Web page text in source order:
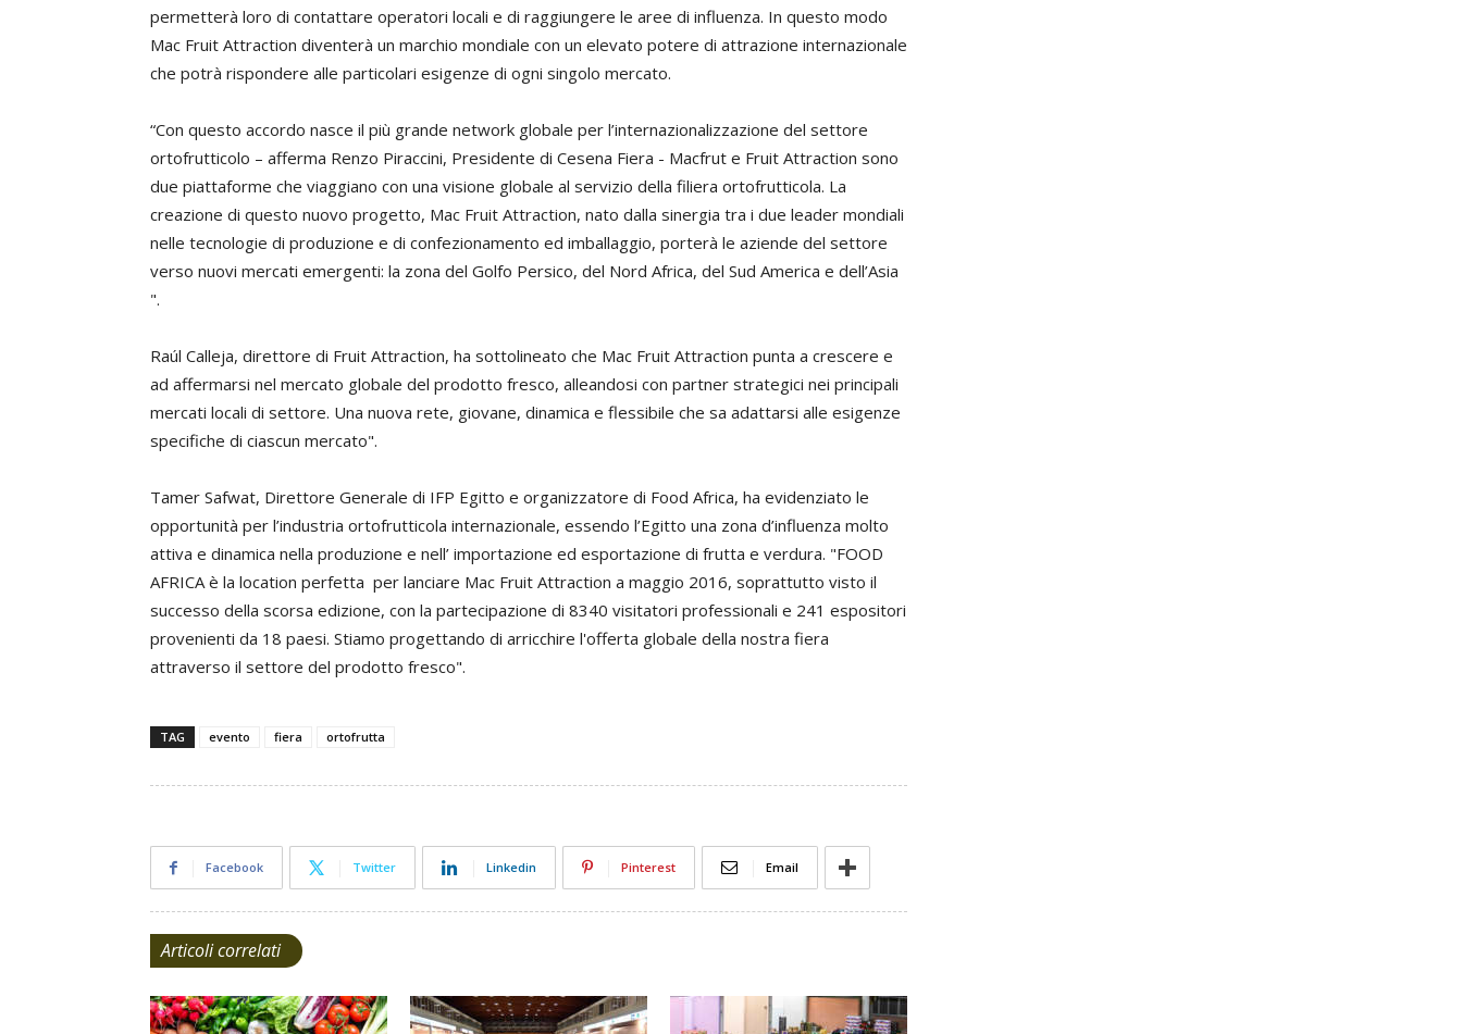
permetterà loro di contattare operatori locali e di raggiungere le aree di influenza. In questo modo
Mac Fruit Attraction diventerà un marchio mondiale con un elevato potere di attrazione internazionale
che potrà rispondere alle particolari esigenze di ogni singolo mercato.
“Con questo accordo nasce il più grande network globale per l’internazionalizzazione del settore
ortofrutticolo – afferma Renzo Piraccini, Presidente di Cesena Fiera - Macfrut e Fruit Attraction sono
due piattaforme che viaggiano con una visione globale al servizio della filiera ortofrutticola. La
creazione di questo nuovo progetto, Mac Fruit Attraction, nato dalla sinergia tra i due leader mondiali
nelle tecnologie di produzione e di confezionamento ed imballaggio, porterà le aziende del settore
verso nuovi mercati emergenti: la zona del Golfo Persico, del Nord Africa, del Sud America e dell’Asia
".
Raúl Calleja, direttore di Fruit Attraction, ha sottolineato che Mac Fruit Attraction punta a crescere e
ad affermarsi nel mercato globale del prodotto fresco, alleandosi con partner strategici nei principali
mercati locali di settore. Una nuova rete, giovane, dinamica e flessibile che sa adattarsi alle esigenze
specifiche di ciascun mercato".
Tamer Safwat, Direttore Generale di IFP Egitto e organizzatore di Food Africa, ha evidenziato le
opportunità per l’industria ortofrutticola internazionale, essendo l’Egitto una zona d’influenza molto
attiva e dinamica nella produzione e nell’ importazione ed esportazione di frutta e verdura. "FOOD
AFRICA è la location perfetta per lanciare Mac Fruit Attraction a maggio 2016, soprattutto visto il
successo della scorsa edizione, con la partecipazione di 8340 visitatori professionali e 241 espositori
provenienti da 18 paesi. Stiamo progettando di arricchire l'offerta globale della nostra fiera
attraverso il settore del prodotto fresco".
TAG evento fiera ortofrutta
Facebook Twitter Linkedin Pinterest Email
Articoli correlati